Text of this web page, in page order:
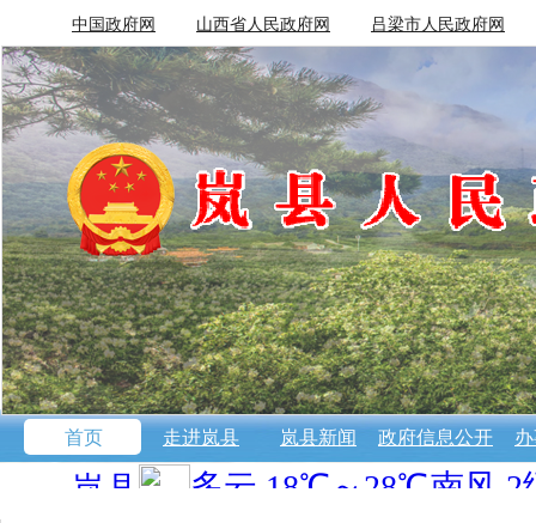
中国政府网 山西省人民政府网 吕梁市人民政府网
首页 走进岚县 岚县新闻 政府信息公开